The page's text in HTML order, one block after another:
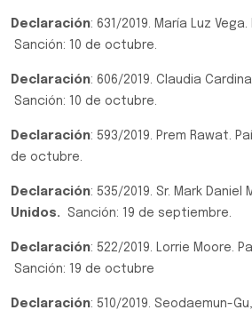
Declaración: 631/2019. María Luz Vega.
Sanción: 10 de octubre.
Declaración: 606/2019. Claudia
Sanción: 10 de octubre.
Declaración: 593/2019. Prem Rawat.
de octubre.
Declaración: 535/2019. Sr. Mark Daniel
Unidos. Sanción: 19 de septiembre.
Declaración: 522/2019. Lorrie Moore.
Sanción: 19 de octubre
Declaración: 510/2019. Seodaemun-